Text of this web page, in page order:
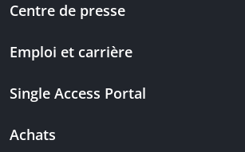
Centre de presse
Emploi et carrière
Single Access Portal
Achats